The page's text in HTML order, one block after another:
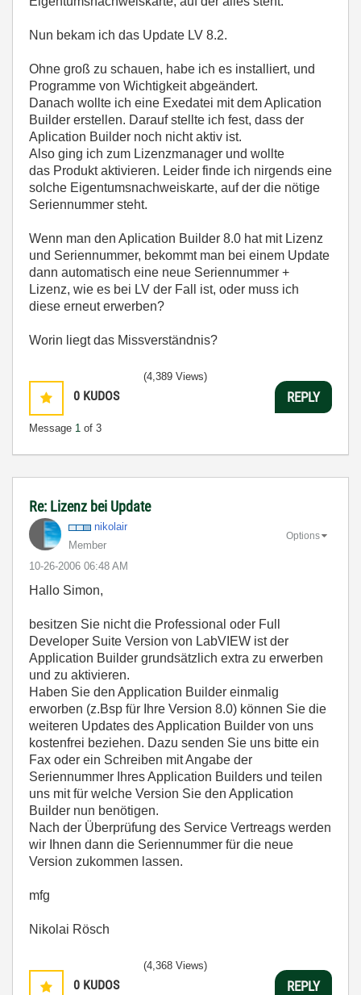
Nun bekam ich das Update LV 8.2.
Ohne groß zu schauen, habe ich es installiert, und
Programme von Wichtigkeit abgeändert.
Danach wollte ich eine Exedatei mit dem Aplication
Builder erstellen. Darauf stellte ich fest, dass der
Aplication Builder noch nicht aktiv ist.
Also ging ich zum Lizenzmanager und wollte
das Produkt aktivieren. Leider finde ich nirgends eine
solche Eigentumsnachweiskarte, auf der die nötige
Seriennummer steht.
Wenn man den Aplication Builder 8.0 hat mit Lizenz
und Seriennummer, bekommt man bei einem Update
dann automatisch eine neue Seriennummer +
Lizenz, wie es bei LV der Fall ist, oder muss ich
diese erneut erwerben?
Worin liegt das Missverständnis?
0 KUDOS
Message 1 of 3
(4,389 Views)
REPLY
Re: Lizenz bei Update
nikolair
Member
‎10-26-2006 06:48 AM
Options
Hallo Simon,
besitzen Sie nicht die Professional oder Full
Developer Suite Version von LabVIEW ist der
Application Builder grundsätzlich extra zu erwerben
und zu aktivieren.
Haben Sie den Application Builder einmalig
erworben (z.Bsp für Ihre Version 8.0) können Sie die
weiteren Updates des Application Builder von uns
kostenfrei beziehen. Dazu senden Sie uns bitte ein
Fax oder ein Schreiben mit Angabe der
Seriennummer Ihres Application Builders und teilen
uns mit für welche Version Sie den Application
Builder nun benötigen.
Nach der Überprüfung des Service Vertreags werden
wir Ihnen dann die Seriennummer für die neue
Version zukommen lassen.
mfg
Nikolai Rösch
0 KUDOS
(4,368 Views)
REPLY